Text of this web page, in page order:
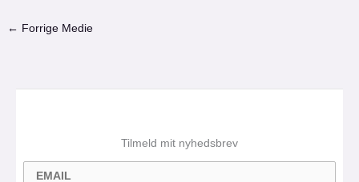
← Forrige Medie
Tilmeld mit nyhedsbrev